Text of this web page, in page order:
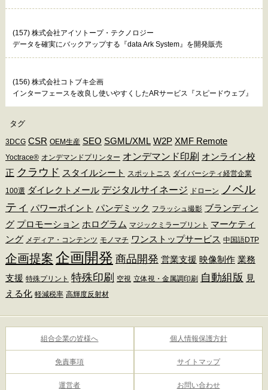
(157) 株式会社アイソトープ・テクノロジー
データを確実にバックアップする『data Ark System』を開発販売
(156) 株式会社コトブキ企画
インターフェースを改良し使いやすくしたARサービス『スピードウェブ』
タグ
3DCG CSR OEM生産 SEO SGML/XML W2P XMF Remote
Yoctrace® オンデマンドプリンター オンデマンド印刷 オンライン校
正 クラウド スタイルシート スポットニス ダイバーシティ経営企業
100選 ダイレクトメール デジタルサイネージ ドローン ノベル
ティ パワーポイント パンデミック フラッシュ撮影 ブランディン
グ プロモーション ホログラム マジックミラープリント マーケティ
ング メディア・コンテンツ モノマチ ワンストップサービス 中国語DTP
企画提案 企画開発 商品開発 営業支援 映像制作 業務
支援 特殊プリント 特殊印刷 空視 立体視・金属調印刷 自動組版 見
える化 軽減税率 高輝度反射材
組合企業の皆様へ 個人情報保護方針
免責事項 サイトマップ
運営者 お問い合わせ